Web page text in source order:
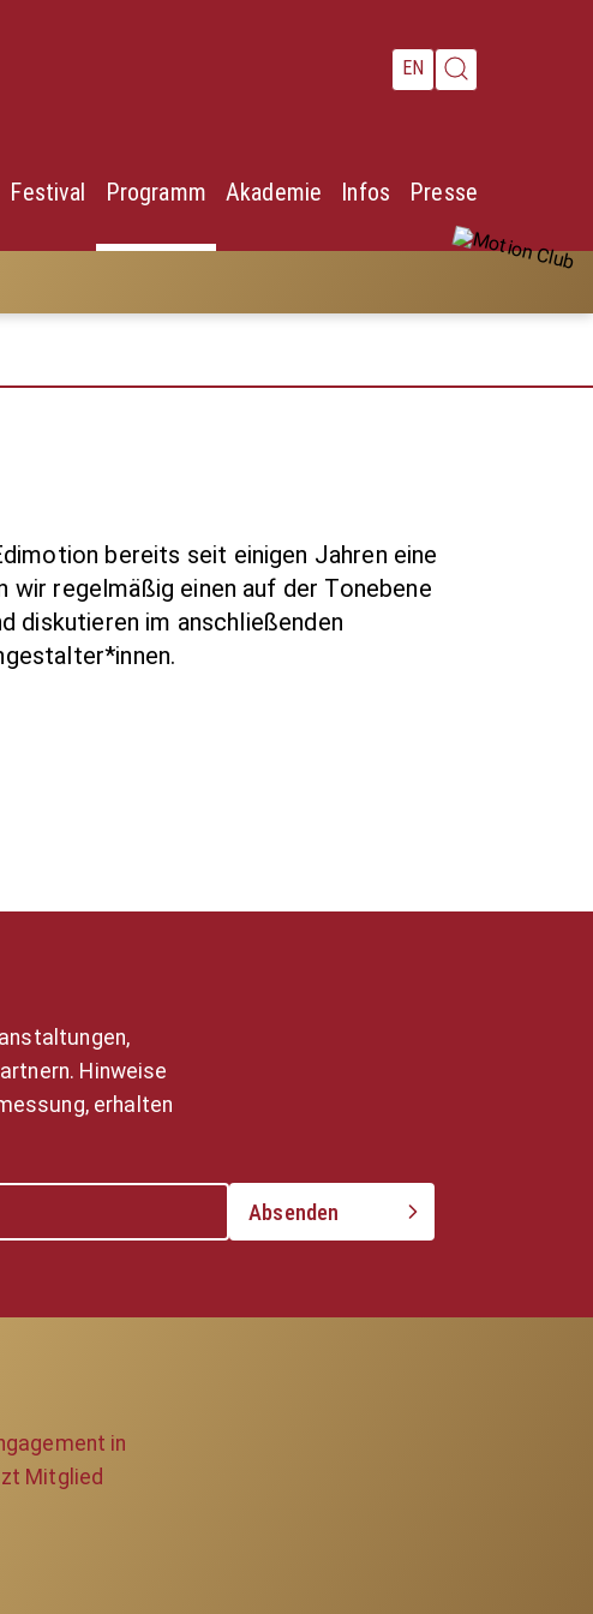
EN
Festival Programm Akademie Infos Presse
bereits seit einigen Jahren eine
regelmäßig einen auf der Tonebene
diskutieren im anschließenden
Hinweise
erhalten
Absenden
in
Mitglied